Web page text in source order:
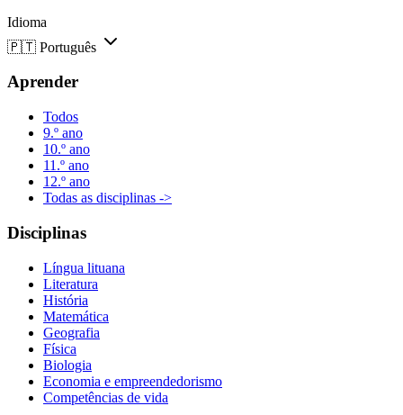
Idioma
🇵🇹 Português
Aprender
Todos
9.º ano
10.º ano
11.º ano
12.º ano
Todas as disciplinas ->
Disciplinas
Língua lituana
Literatura
História
Matemática
Geografia
Física
Biologia
Economia e empreendedorismo
Competências de vida